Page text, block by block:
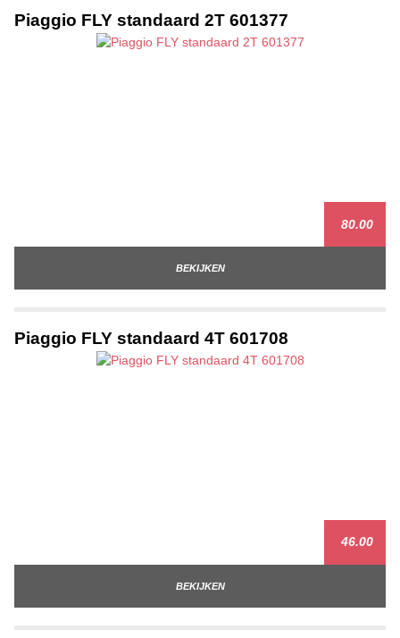
Piaggio FLY standaard 2T 601377
80.00
BEKIJKEN
Piaggio FLY standaard 4T 601708
46.00
BEKIJKEN